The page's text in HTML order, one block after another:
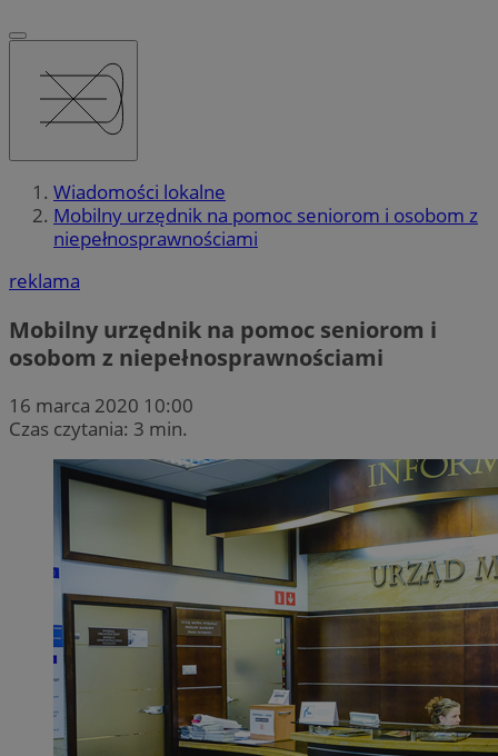
Wiadomości lokalne
Mobilny urzędnik na pomoc seniorom i osobom z
niepełnosprawnościami
reklama
Mobilny urzędnik na pomoc seniorom i
osobom z niepełnosprawnościami
16 marca 2020 10:00
Czas czytania: 3 min.